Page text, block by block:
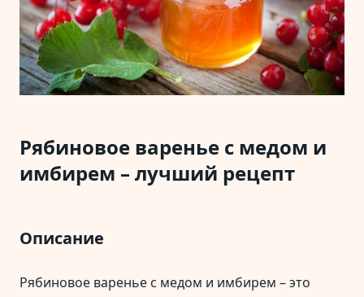
Рябиновое варенье с медом и
имбирем – лучший рецепт
Описание
Рябиновое варенье с медом и имбирем – это